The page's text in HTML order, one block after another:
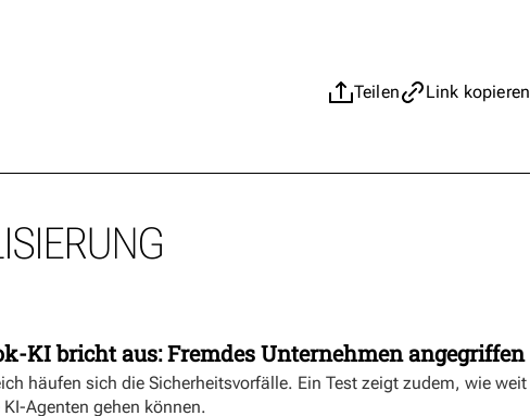
Teilen Link kopieren
KI bricht aus: Fremdes Unternehmen angegriffen
häufen sich die Sicherheitsvorfälle. Ein Test zeigt zudem, wie weit
Agenten gehen können.